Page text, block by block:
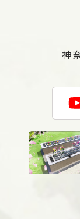
2025年1月
2024年12月
神